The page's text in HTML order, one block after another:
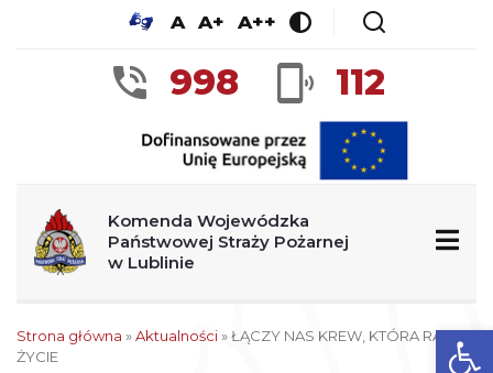
A A+ A++
998 112
Komenda Wojewódzka
Państwowej Straży Pożarnej
w Lublinie
Strona główna »Aktualności»ŁĄCZY NAS KREW, KTÓRA RATUJE
ŻYCIE